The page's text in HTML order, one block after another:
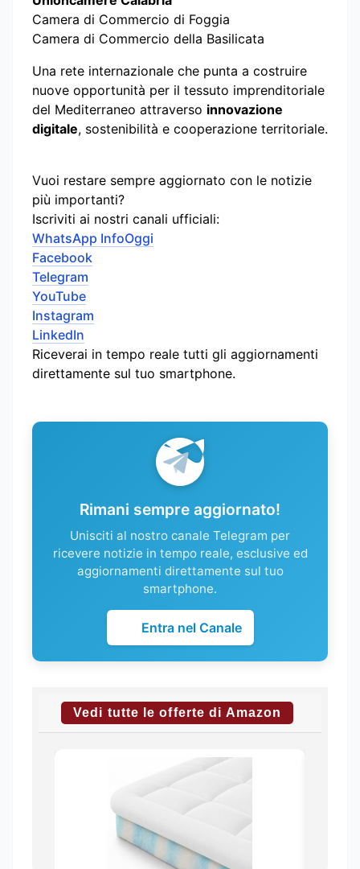
Camera di Commercio di Foggia
Camera di Commercio della Basilicata
Una rete internazionale che punta a costruire
nuove opportunità per il tessuto imprenditoriale
del Mediterraneo attraverso innovazione
digitale, sostenibilità e cooperazione territoriale.
Vuoi restare sempre aggiornato con le notizie
più importanti?
Iscriviti ai nostri canali ufficiali:
WhatsApp InfoOggi
Facebook
Telegram
YouTube
Instagram
LinkedIn
Riceverai in tempo reale tutti gli aggiornamenti
direttamente sul tuo smartphone.
Rimani sempre aggiornato!
Unisciti al nostro canale Telegram per
ricevere notizie in tempo reale, esclusive ed
aggiornamenti direttamente sul tuo
smartphone.
Entra nel Canale